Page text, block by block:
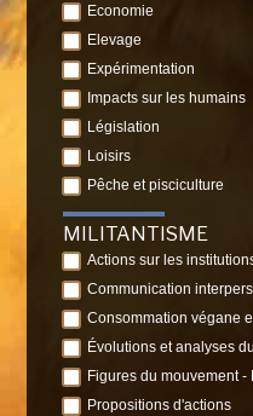
Economie
Elevage
Expérimentation
Impacts sur les humains
Législation
Loisirs
Pêche et pisciculture
MILITANTISME
Actions sur les
Communication
Consommation végane
Évolutions et analyses
Figures du mouvement
Propositions d'actions